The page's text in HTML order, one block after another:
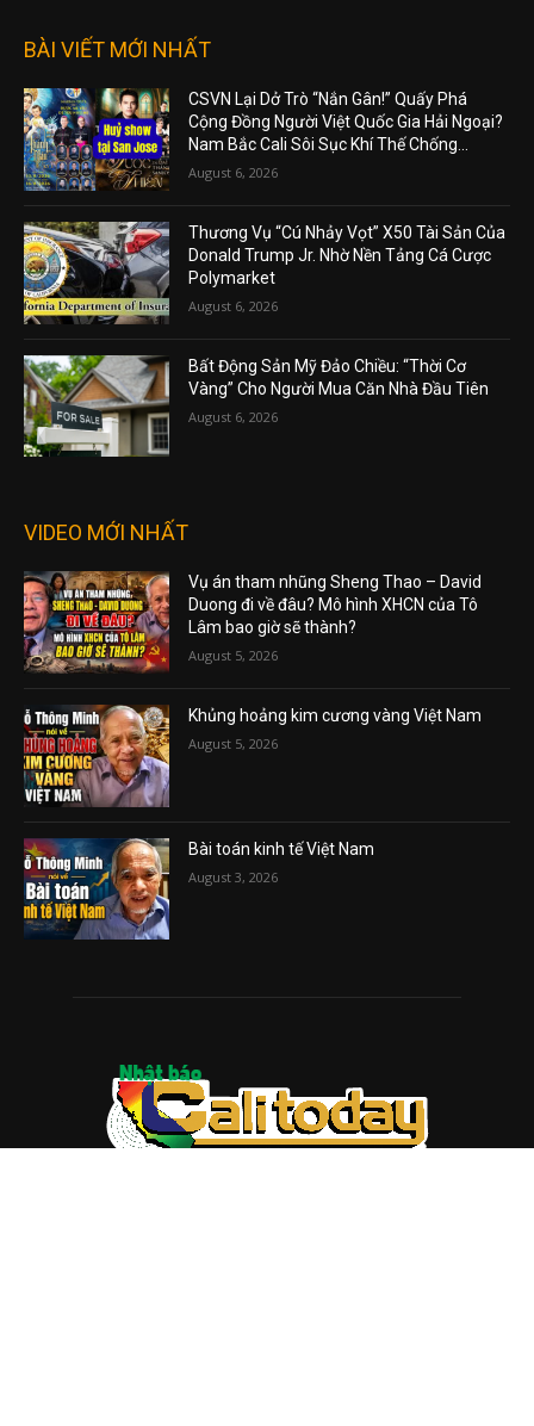
BÀI VIẾT MỚI NHẤT
CSVN Lại Dở Trò “Nắn Gân!” Quấy Phá
Cộng Đồng Người Việt Quốc Gia Hải Ngoại?
Nam Bắc Cali Sôi Sục Khí Thế Chống...
August 6, 2026
Thương Vụ “Cú Nhảy Vọt” X50 Tài Sản Của
Donald Trump Jr. Nhờ Nền Tảng Cá Cược
Polymarket
August 6, 2026
Bất Động Sản Mỹ Đảo Chiều: “Thời Cơ
Vàng” Cho Người Mua Căn Nhà Đầu Tiên
August 6, 2026
VIDEO MỚI NHẤT
Vụ án tham nhũng Sheng Thao – David
Duong đi về đâu? Mô hình XHCN của Tô
Lâm bao giờ sẽ thành?
August 5, 2026
Khủng hoảng kim cương vàng Việt Nam
August 5, 2026
Bài toán kinh tế Việt Nam
August 3, 2026